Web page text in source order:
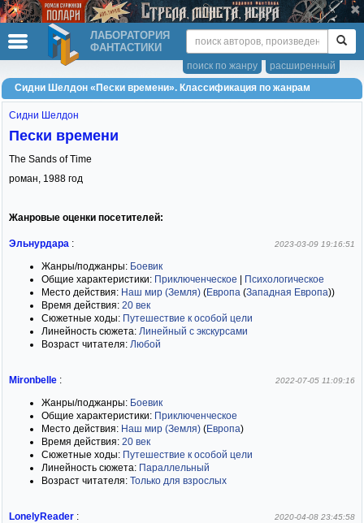
ЛАБОРАТОРИЯ
ФАНТАСТИКИ
расширенный
поиск по жанру
Сидни Шелдон «Пески времени». Классификация по жанрам
Сидни Шелдон
Пески времени
The Sands of Time
роман, 1988 год
Жанровые оценки посетителей:
Эльнурдара : 2023-03-09 19:16:51
Жанры/поджанры: Боевик
Общие характеристики: Приключенческое
Психологическое
Место действия: Наш мир (Земля) (Европа (Западная Европа))
Время действия: 20 век
Сюжетные ходы: Путешествие к особой цели
Линейность сюжета: Линейный с экскурсами
Возраст читателя: Любой
Mironbelle : 2022-07-05 11:09:16
Жанры/поджанры: Боевик
Общие характеристики: Приключенческое
Место действия: Наш мир (Земля) (Европа)
Время действия: 20 век
Сюжетные ходы: Путешествие к особой цели
Линейность сюжета: Параллельный
Возраст читателя: Только для взрослых
LonelyReader : 2020-04-08 23:45:58